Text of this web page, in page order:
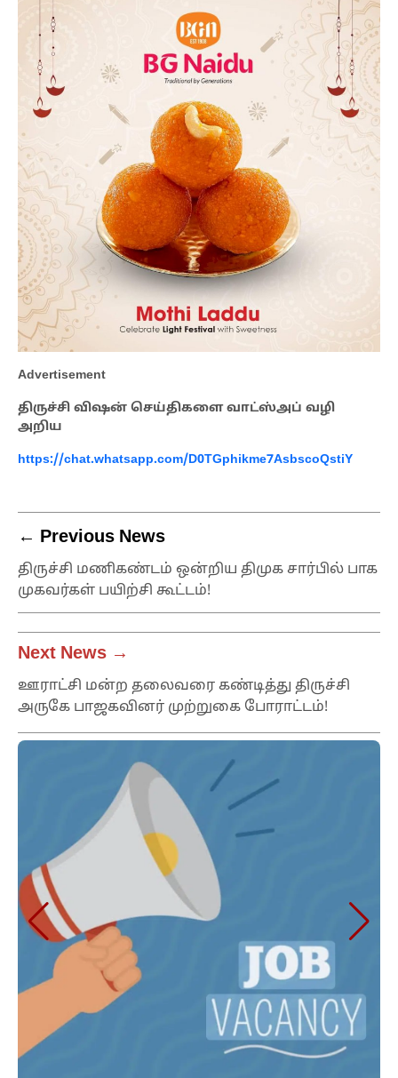
Advertisement
திருச்சி விஷன் செய்திகளை வாட்ஸ்அப் வழி
அறிய
https://chat.whatsapp.com/D0TGphikme7AsbscoQstiY
← Previous News
திருச்சி மணிகண்டம் ஒன்றிய திமுக சார்பில் பாக
முகவர்கள் பயிற்சி கூட்டம்!
Next News →
ஊராட்சி மன்ற தலைவரை கண்டித்து திருச்சி
அருகே பாஜகவினர் முற்றுகை போராட்டம்!